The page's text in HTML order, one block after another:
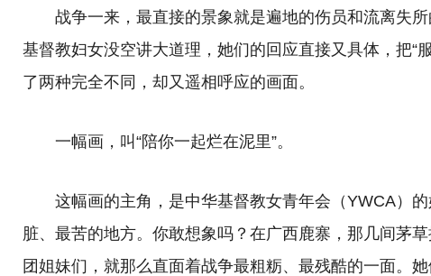
战争一来，最直接的景象就是遍地的伤员和流离失
基督教妇女没空讲大道理，她们的回应直接又具体，把“
了两种完全不同，却又遥相呼应的画面。
一幅画，叫“陪你一起烂在泥里”。
这幅画的主角，是中华基督教女青年会（YWCA）
脏、最苦的地方。你敢想象吗？在广西鹿寨，那几间茅
团姐妹们，就那么直面着战争最粗粝、最残酷的一面。